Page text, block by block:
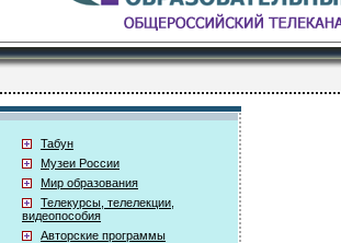
Табун
Музеи России
Мир образования
Телекурсы, телелекции,
видеопособия
Авторские программы